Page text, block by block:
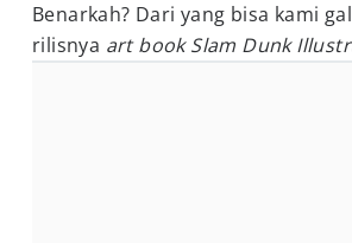
Benarkah? Dari yang bisa kami
rilisnya art book Slam Dunk